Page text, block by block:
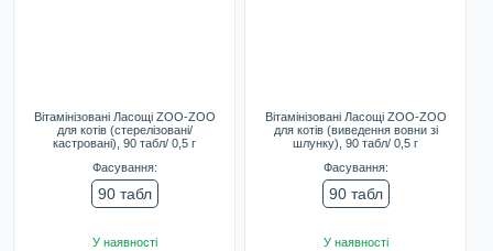
Вітамінізовані Ласощі ZOO-ZOO
для котів (стерелізовані/
кастровані), 90 табл/ 0,5 г
Фасування:
90 табл
У наявності
Вітамінізовані Ласощі ZOO-ZOO
для котів (виведення вовни зі
шлунку), 90 табл/ 0,5 г
Фасування:
90 табл
У наявності